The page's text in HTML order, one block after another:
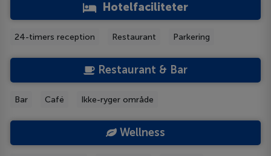
Hotelfaciliteter
24-timers reception Restaurant Parkering
Restaurant & Bar
Bar Café Ikke-ryger område
Wellness